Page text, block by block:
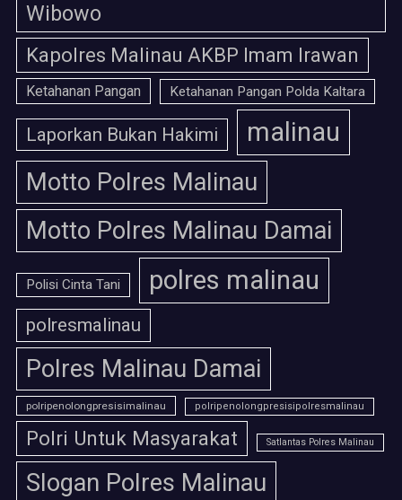
Wibowo
Kapolres Malinau AKBP Imam Irawan
Ketahanan Pangan Ketahanan Pangan Polda Kaltara
Laporkan Bukan Hakimi malinau
Motto Polres Malinau
Motto Polres Malinau Damai
Polisi Cinta Tani polres malinau
polresmalinau
Polres Malinau Damai
polripenolongpresisimalinau polripenolongpresisipolresmalinau
Polri Untuk Masyarakat Satlantas Polres Malinau
Slogan Polres Malinau